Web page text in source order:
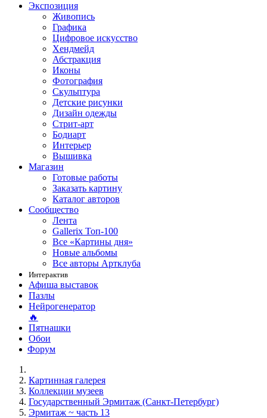
Экспозиция
Живопись
Графика
Цифровое искусство
Хендмейд
Абстракция
Иконы
Фотография
Скульптура
Детские рисунки
Дизайн одежды
Стрит-арт
Бодиарт
Интерьер
Вышивка
Магазин
Готовые работы
Заказать картину
Каталог авторов
Сообщество
Лента
Gallerix Топ-100
Все «Картины дня»
Новые альбомы
Все авторы Артклуба
Интерактив
Афиша выставок
Пазлы
Нейрогенератор
🔥
Пятнашки
Обои
Форум
Картинная галерея
Коллекции музеев
Государственный Эрмитаж (Санкт-Петербург)
Эрмитаж ~ часть 13